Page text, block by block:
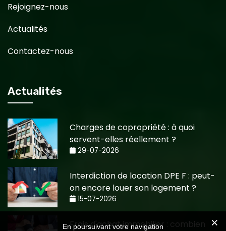
Rejoignez-nous
Actualités
Contactez-nous
Actualités
Charges de copropriété : à quoi
servent-elles réellement ?
29-07-2026
Interdiction de location DPE F : peut-
on encore louer son logement ?
15-07-2026
Frais d'achat immobilier : combien
En poursuivant votre navigation